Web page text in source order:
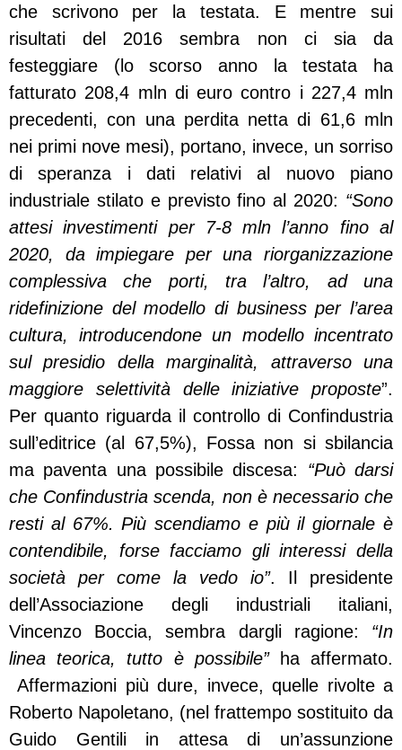
che scrivono per la testata. E mentre sui
risultati del 2016 sembra non ci sia da
festeggiare (lo scorso anno la testata ha
fatturato 208,4 mln di euro contro i 227,4 mln
precedenti, con una perdita netta di 61,6 mln
nei primi nove mesi), portano, invece, un sorriso
di speranza i dati relativi al nuovo piano
industriale stilato e previsto fino al 2020: “Sono
attesi investimenti per 7-8 mln l’anno fino al
2020, da impiegare per una riorganizzazione
complessiva che porti, tra l’altro, ad una
ridefinizione del modello di business per l’area
cultura, introducendone un modello incentrato
sul presidio della marginalità, attraverso una
maggiore selettività delle iniziative proposte”.
Per quanto riguarda il controllo di Confindustria
sull’editrice (al 67,5%), Fossa non si sbilancia
ma paventa una possibile discesa: “Può darsi
che Confindustria scenda, non è necessario che
resti al 67%. Più scendiamo e più il giornale è
contendibile, forse facciamo gli interessi della
società per come la vedo io”. Il presidente
dell’Associazione degli industriali italiani,
Vincenzo Boccia, sembra dargli ragione: “In
linea teorica, tutto è possibile”ha affermato.
Affermazioni più dure, invece, quelle rivolte a
Roberto Napoletano, (nel frattempo sostituito da
Guido Gentili in attesa di un’assunzione